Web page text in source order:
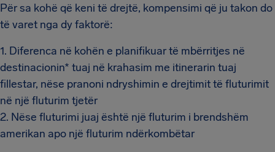
Për sa kohë që keni të drejtë, kompensimi që ju takon do
të varet nga dy faktorë:
1. Diferenca në kohën e planifikuar të mbërritjes në
destinacionin* tuaj në krahasim me itinerarin tuaj
fillestar, nëse pranoni ndryshimin e drejtimit të fluturimit
në një fluturim tjetër
2. Nëse fluturimi juaj është një fluturim i brendshëm
amerikan apo një fluturim ndërkombëtar